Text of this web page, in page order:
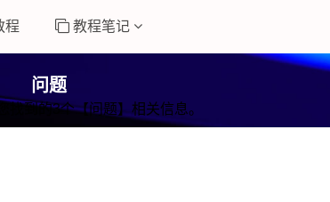
程 教程笔记
问题
找到的3个【问题】相关信息。